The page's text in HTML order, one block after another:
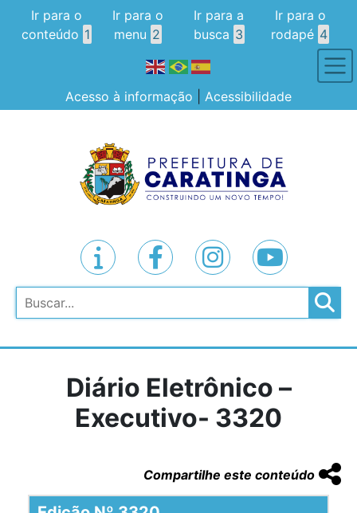
Ir para o
conteúdo 1
Ir para o
menu 2
Ir para a
busca 3
Ir para o
rodapé 4
Acesso à informação Acessibilidade
Pesquisar
Diário Eletrônico –
Executivo- 3320
Compartilhe este conteúdo